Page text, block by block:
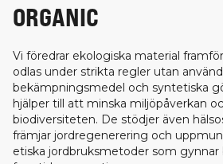
ORGANIC
Vi föredrar ekologiska material
odlas under strikta regler utan
bekämpningsmedel och syntetiska
hjälper till att minska miljöpåverkan
biodiversiteten. De stödjer även
främjar jordregenerering och
etiska jordbruksmetoder som gynnar